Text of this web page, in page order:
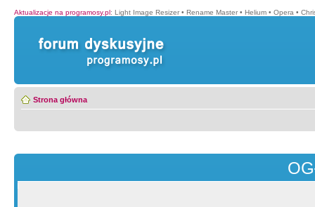
Aktualizacje na programosy.pl: Light Image Resizer • Rename Master • Helium • Opera •
Strona główna